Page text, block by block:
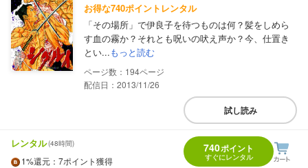
お得な740ポイントレンタル
「その場所」で伊良子を待つものは何？髪をしめら
す血の霧か？それとも呪いの吠え声か？今、仕置き
とい...もっと読む
194
配信日：2013/11/26
試し読み
レンタル(48時間)
1%還元 ：7ポイント獲得
740ポイント
すぐにレンタル